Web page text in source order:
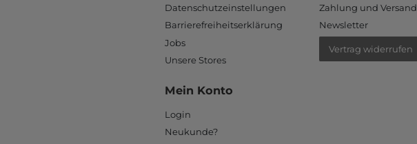
Datenschutzeinstellungen
Barrierefreiheitserklärung
Jobs
Unsere Stores
Mein Konto
Login
Neukunde?
Zahlung und Versand
Newsletter
Vertrag widerrufen